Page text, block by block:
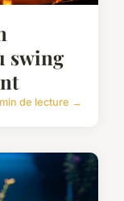
swing
de lecture →